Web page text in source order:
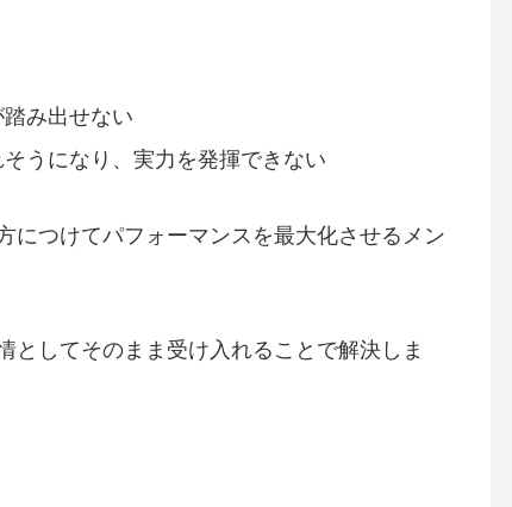
み出せない
うになり、実力を発揮できない
につけてパフォーマンスを最大化させるメン
としてそのまま受け入れることで解決しま